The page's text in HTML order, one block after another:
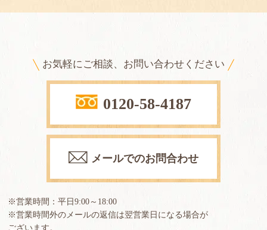
お気軽にご相談、お問い合わせください
0120-58-4187
メールでのお問合わせ
※営業時間：平日9:00～18:00
※営業時間外のメールの返信は翌営業日になる場合が
ございます。